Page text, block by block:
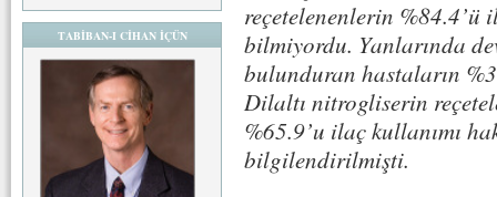
TABİBAN-I CİHAN İÇÜN
reçetelenenlerin %84.4’ü
bilmiyordu. Yanlarında
bulunduran hastaların
Dilaltı nitrogliserin
%65.9’u ilaç kullanımı
bilgilendirilmişti.